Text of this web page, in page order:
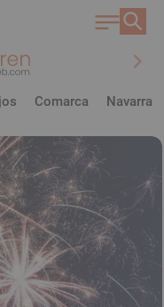
chevron_right
Comarca Navarra